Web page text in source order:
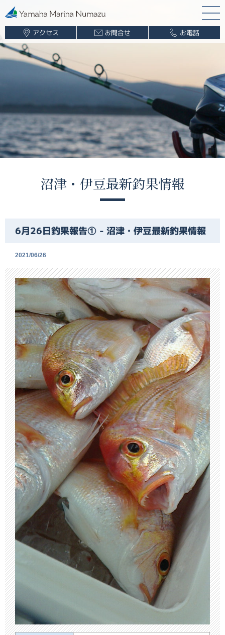
アクセス お問合せ お電話
マリーナ案内
レンタルボート
ボート販売
ボート保管業務
船舶免許
釣果情報
沼津・伊豆最新釣果情報
6月26日釣果報告① - 沼津・伊豆最新釣果情報
2021/06/26